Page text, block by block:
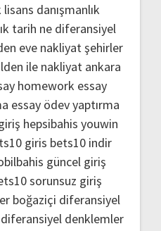
danışmanlık
tarih ne diferansiyel
eve nakliyat şehirler
ile nakliyat ankara
homework essay
essay ödev yaptırma
hepsibahis youwin
giris bets10 indir
güncel giriş
sorunsuz giriş
boğaziçi diferansiyel
diferansiyel denklemler